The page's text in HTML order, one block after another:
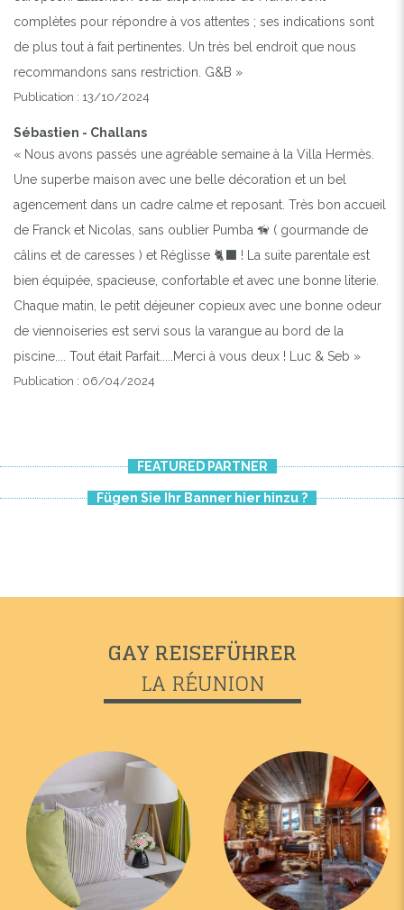
complètes pour répondre à vos attentes ; ses indications sont
de plus tout à fait pertinentes. Un très bel endroit que nous
recommandons sans restriction. G&B »
Publication : 13/10/2024
Sébastien - Challans
« Nous avons passés une agréable semaine à la Villa Hermès.
Une superbe maison avec une belle décoration et un bel
agencement dans un cadre calme et reposant. Très bon accueil
de Franck et Nicolas, sans oublier Pumba 🦮 ( gourmande de
câlins et de caresses ) et Réglisse 🐈‍⬛ ! La suite parentale est
bien équipée, spacieuse, confortable et avec une bonne literie.
Chaque matin, le petit déjeuner copieux avec une bonne odeur
de viennoiseries est servi sous la varangue au bord de la
piscine.... Tout était Parfait.....Merci à vous deux ! Luc & Seb »
Publication : 06/04/2024
FEATURED PARTNER
Fügen Sie Ihr Banner hier hinzu ?
GAY REISEFÜHRER
LA RÉUNION